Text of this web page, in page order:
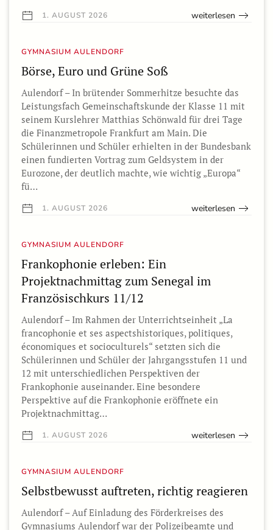
1. AUGUST 2026 weiterlesen
GYMNASIUM AULENDORF
Börse, Euro und Grüne Soß
Aulendorf – In brütender Sommerhitze besuchte das
Leistungsfach Gemeinschaftskunde der Klasse 11 mit
seinem Kurslehrer Matthias Schönwald für drei Tage
die Finanzmetropole Frankfurt am Main. Die
Schülerinnen und Schüler erhielten in der Bundesbank
einen fundierten Vortrag zum Geldsystem in der
Eurozone, der deutlich machte, wie wichtig „Europa“
fü…
1. AUGUST 2026 weiterlesen
GYMNASIUM AULENDORF
Frankophonie erleben: Ein
Projektnachmittag zum Senegal im
Französischkurs 11/12
Aulendorf – Im Rahmen der Unterrichtseinheit „La
francophonie et ses aspectshistoriques, politiques,
économiques et socioculturels“ setzten sich die
Schülerinnen und Schüler der Jahrgangsstufen 11 und
12 mit unterschiedlichen Perspektiven der
Frankophonie auseinander. Eine besondere
Perspektive auf die Frankophonie eröffnete ein
Projektnachmittag…
1. AUGUST 2026 weiterlesen
GYMNASIUM AULENDORF
Selbstbewusst auftreten, richtig reagieren
Aulendorf – Auf Einladung des Förderkreises des
Gymnasiums Aulendorf war der Polizeibeamte und